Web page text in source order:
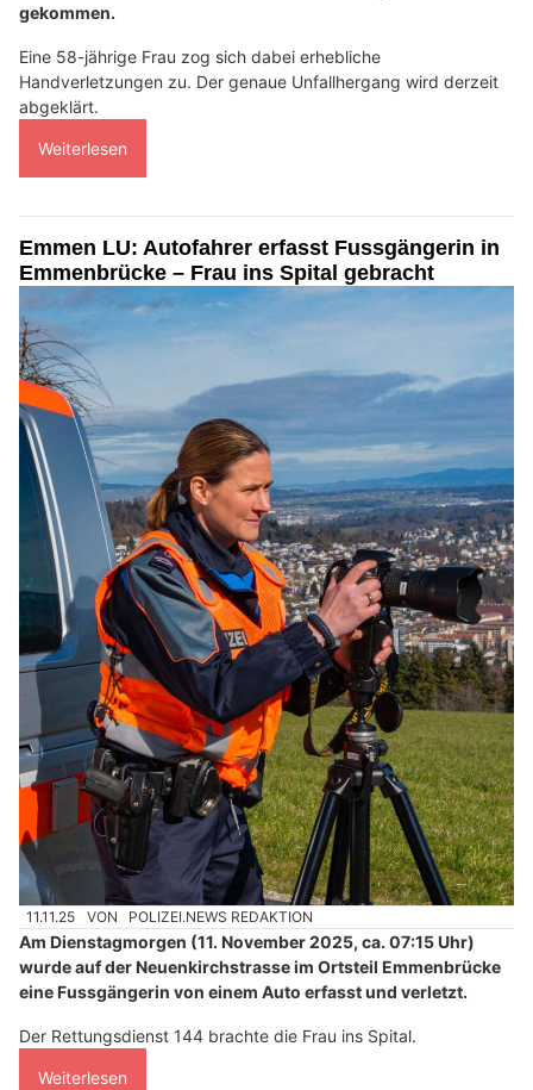
gekommen.
Eine 58-jährige Frau zog sich dabei erhebliche
Handverletzungen zu. Der genaue Unfallhergang wird derzeit
abgeklärt.
Weiterlesen
Emmen LU: Autofahrer erfasst Fussgängerin in
Emmenbrücke – Frau ins Spital gebracht
11.11.25 VON POLIZEI.NEWS REDAKTION
Am Dienstagmorgen (11. November 2025, ca. 07:15 Uhr)
wurde auf der Neuenkirchstrasse im Ortsteil Emmenbrücke
eine Fussgängerin von einem Auto erfasst und verletzt.
Der Rettungsdienst 144 brachte die Frau ins Spital.
Weiterlesen